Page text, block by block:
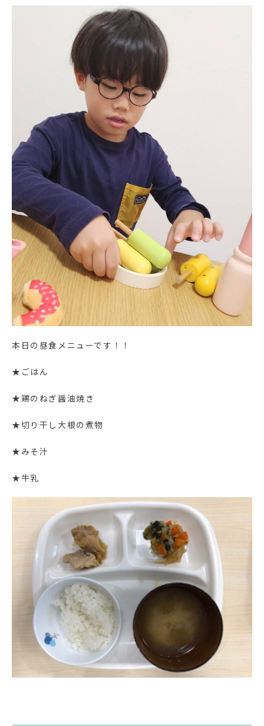
本日の昼食メニューです！！
★ごはん
★鶏のねぎ醤油焼き
★切り干し大根の煮物
★みそ汁
★牛乳